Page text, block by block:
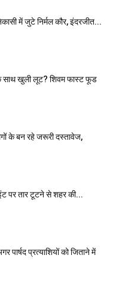
में जुटे निर्मल कौर, इंदरजीत...
साथ खुली लूट? शिवम फास्ट फूड
के बन रहे जरूरी दस्तावेज,
पर तार टूटने से शहर की...
पार्षद प्रत्याशियों को जिताने में